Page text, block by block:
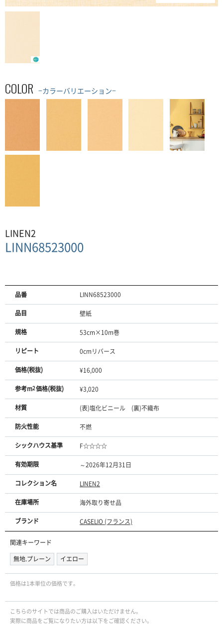
COLOR −カラーバリエーション−
LINEN2
LINN68523000
品番 LINN68523000
品目 壁紙
規格 53cm×10m巻
リピート 0cmリバース
価格(税抜) ¥16,000
参考m2価格(税抜) ¥3,020
材質 (表)塩化ビニール (裏)不織布
防火性能 不燃
シックハウス基準 F☆☆☆☆
有効期限 ～2026年12月31日
コレクション名 LINEN2
在庫場所 海外取り寄せ品
ブランド CASELIO (フランス)
関連キーワード
無地.プレーン
イエロー
価格は1本単位の価格です｡
こちらのサイトでは商品のご購入はいただけません。
実際に商品をご覧になりたい方は以下をご確認ください。